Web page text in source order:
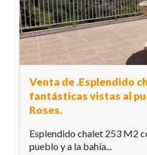
Venta de .Esplendido
fantásticas vistas al
Roses.
Esplendido chalet 253 M2
pueblo y a la bahía...